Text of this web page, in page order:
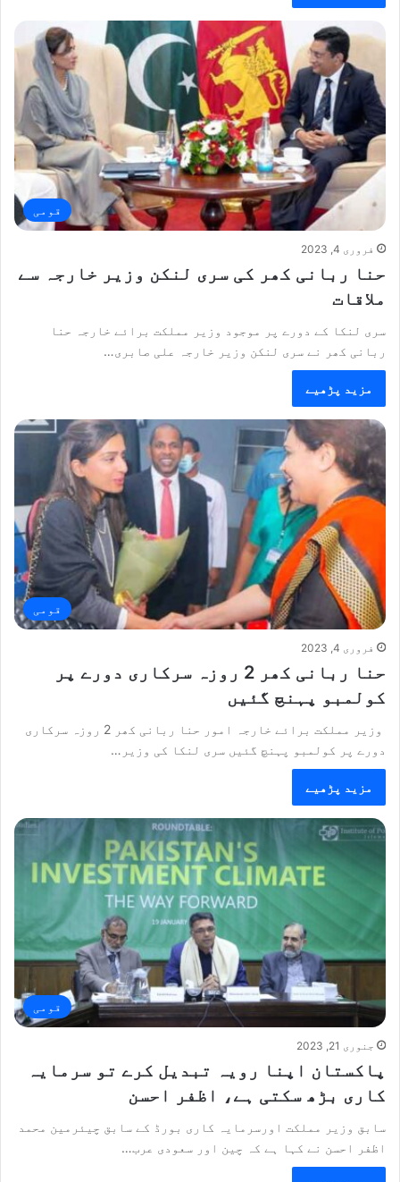
قومی
فروری 4, 2023
حنا ربانی کھر کی سری لنکن وزیر خارجہ سے
ملاقات
سری لنکا کے دورے پر موجود وزیر مملکت برائے خارجہ حنا
ربانی کھر نے سری لنکن وزیر خارجہ علی صابری…
مزید پڑھیے
قومی
فروری 4, 2023
حنا ربانی کھر 2 روزہ سرکاری دورے پر
کولمبو پہنچ گئیں
وزیر مملکت برائے خارجہ امور حنا ربانی کھر 2 روزہ سرکاری
دورے پر کولمبو پہنچ گئیں سری لنکا کی وزیر…
مزید پڑھیے
قومی
جنوری 21, 2023
پاکستان اپنا رویہ تبدیل کرے تو سرمایہ
کاری بڑھ سکتی ہے، اظفر احسن
سابق وزیر مملکت اورسرمایہ کاری بورڈ کے سابق چیئرمین محمد
اظفر احسن نے کہا ہے کہ چین اور سعودی عرب…